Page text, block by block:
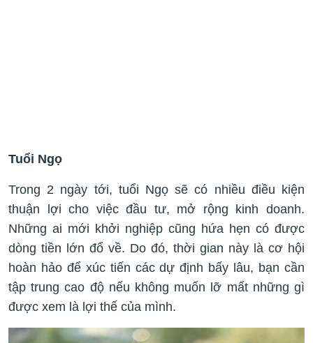
Tuổi Ngọ
Trong 2 ngày tới, tuổi Ngọ sẽ có nhiều điều kiện
thuận lợi cho việc đầu tư, mở rộng kinh doanh.
Những ai mới khởi nghiệp cũng hứa hẹn có được
dòng tiền lớn đổ về. Do đó, thời gian này là cơ hội
hoàn hảo để xúc tiến các dự định bấy lâu, bạn cần
tập trung cao độ nếu không muốn lỡ mất những gì
được xem là lợi thế của mình.